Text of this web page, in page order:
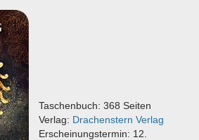
Taschenbuch: 368 Seiten
Verlag: Drachenstern Verlag
Erscheinungstermin: 12.